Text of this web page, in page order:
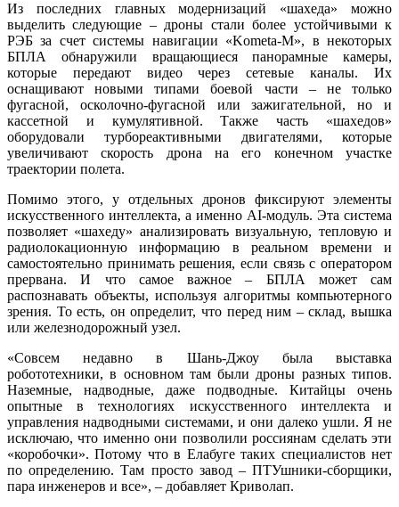
Из последних главных модернизаций «шахеда» можно
выделить следующие – дроны стали более устойчивыми к
РЭБ за счет системы навигации «Kometa-M», в некоторых
БПЛА обнаружили вращающиеся панорамные камеры,
которые передают видео через сетевые каналы. Их
оснащивают новыми типами боевой части – не только
фугасной, осколочно-фугасной или зажигательной, но и
кассетной и кумулятивной. Также часть «шахедов»
оборудовали турбореактивными двигателями, которые
увеличивают скорость дрона на его конечном участке
траектории полета.
Помимо этого, у отдельных дронов фиксируют элементы
искусственного интеллекта, а именно AI-модуль. Эта система
позволяет «шахеду» анализировать визуальную, тепловую и
радиолокационную информацию в реальном времени и
самостоятельно принимать решения, если связь с оператором
прервана. И что самое важное – БПЛА может сам
распознавать объекты, используя алгоритмы компьютерного
зрения. То есть, он определит, что перед ним – склад, вышка
или железнодорожный узел.
«Совсем недавно в Шань-Джоу была выставка
робототехники, в основном там были дроны разных типов.
Наземные, надводные, даже подводные. Китайцы очень
опытные в технологиях искусственного интеллекта и
управления надводными системами, и они далеко ушли. Я не
исключаю, что именно они позволили россиянам сделать эти
«коробочки». Потому что в Елабуге таких специалистов нет
по определению. Там просто завод – ПТУшники-сборщики,
пара инженеров и все», – добавляет Криволап.